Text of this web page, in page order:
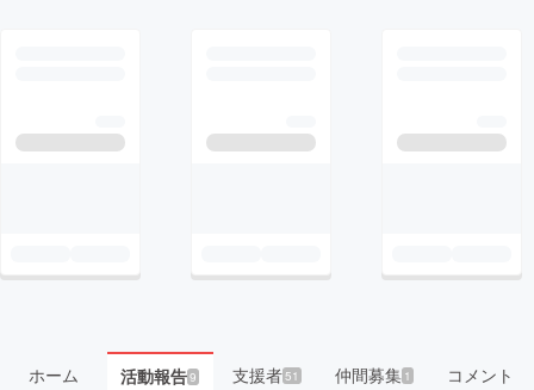
ホーム 活動報告9 支援者51 仲間募集 1 コメント